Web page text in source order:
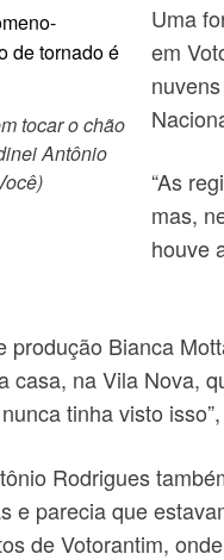
tocar o chão
Antônio
Uma
em
“As
mas,
houve
produção Bianca
casa, na Vila Nova,
tinha visto
Rodrigues
e parecia que
de Votorantim,